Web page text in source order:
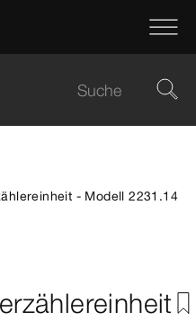
- Modell 2231.14